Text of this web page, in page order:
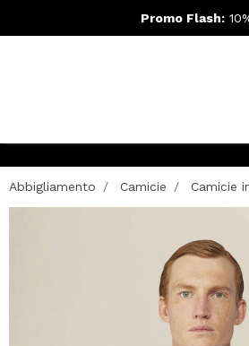
Promo Flash:
Abbigliamento Camicie Camicie